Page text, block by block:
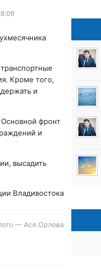
Кроме того,
и
фронт
и
высадить
Владивостока
— Ася Орлова